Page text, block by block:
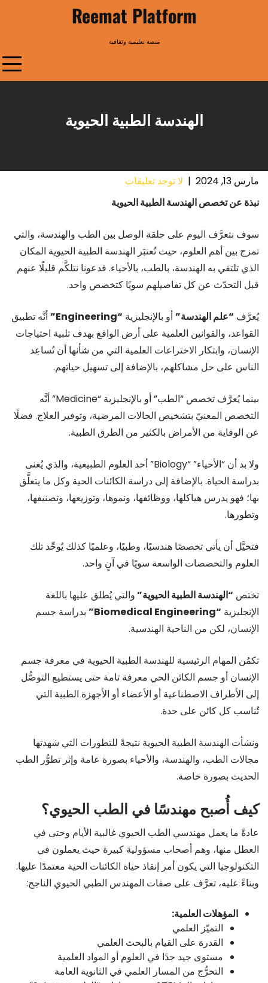
Reemat Platform
منصة تعليمية وثقافية
الهندسة الطبية الحيوية
مارس 13, 2024 | لا توجد تعليقات
نبذة عن تخصص الهندسة الطبية الحيوية
سوف نتعرَّف اليوم على حلقة الوصل بين الطب والهندسة، والتي
تمزج بين أهم العلوم، حيث تُعتبَر الهندسة الطبية الحيوية المكان
الذي تلتقي به الهندسة، بالطب، بالأحياء. فدعونا نتلكَّم قليلًا عنهم
قبل التحدّث عن كل تفاصيلهم سويًا كتخصص واحد.
يُعرَّف “علم الهندسة”أو بالإنجليزية “Engineering”
أنَّه تطبيق
القواعد، والقوانين العلمية على أرض الواقع بهدف تلبية احتياجات
الإنسان، وابتكار الاختراعات العلمية التي من شأنها أن تُساعِد
الناس على حل مشاكلهم، بالإضافة إلى تسهيل حياتهم.
بينما يُعرَّف تخصص “الطب” أو بالإنجليزية “Medicine” أنَّه
التخصص المعنيّ بتشخيص الحالات المرضية، وتوفير العلاج. فضلًا
عن الوقاية من الأمراض بالكثير من الطرق الطبية.
ولا بد أن “الأحياء” “Biology” أحد العلوم الطبيعية، والذي يُعنى
بدراسة الحياة. بالإضافة إلى دراسة الكائنات الحية وكل ما يتعلَّق
بها؛ فهو يدرس هياكلها، ووظائفها، ونموها، وتوزيعها، وتصنيفها،
وتطورها.
فتخيَّل أن يأتي تخصصًا هندسيًا، وطبيًا، وعلميًا كذلك يُوحِّد تلك
العلوم والتخصصات الواسعة سويًا في آنٍ واحد.
تختص “الهندسة الطبية الحيوية”والتي يُطلق عليها باللغة
الإنجليزية “Biomedical Engineering”
بدراسة جسم
الإنسان، لكن من الناحية الهندسية.
تكمُن المهام الرئيسية للهندسة الطبية الحيوية في معرفة جسم
الإنسان أو جسم الكائن الحي معرفة تامة حتى يستطيع التوصُّل
إلى الأطراف الاصطناعية أو الأعضاء أو الأجهزة الطبية التي
تُناسب كل كائن على حدة.
ونشأت الهندسة الطبية الحيوية نتيجةً للتطورات التي شهدتها
مجالات الطب، والهندسة، والأحياء بصورة عامة وإثر تطوُّر الطب
الحديث بصورة خاصة.
كيف أُصبح مهندسًا في الطب الحيوي؟
عادةً ما يعمل مهندسي الطب الحيوي غالبية الأيام وحتى في
العطل منها، وهم أصحاب مسؤولية كبيرة حيث يعملون في
التكنولوجيا التي يكون أمر إنقاذ حياة الكائنات الحية معتمدًا عليها.
وبناءً عليه، تعرَّف على صفات المهندس الطبي الحيوي الناجح:
المؤهلات العلمية:
التميّز العلمي
القدرة على القيام بالبحث العلمي
مستوى جيد جدًا في العلوم أو المواد العلمية
التخرُّج من المسار العلمي في الثانوية العامة